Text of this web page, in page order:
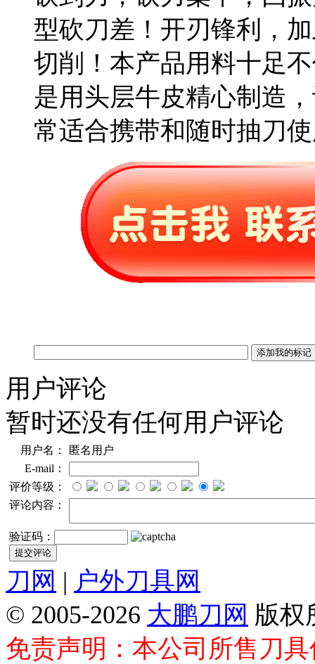
型砍刀差！开刃锋利，
切削！本产品用料十足
是用头层牛皮精心制造
常适合携带和随时抽刀
用户评论
暂时还没有任何用户评论
用户名：
匿名用户
E-mail：
评价等级：
评论内容：
验证码：
刀网 | 户外刀具网
© 2005-2026 大鹏刀网 版权
免责声明：本公司所售刀